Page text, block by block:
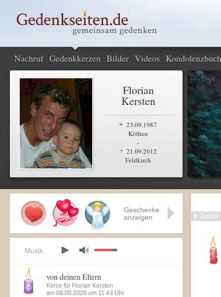
Nachruf Gedenkkerzen Bilder Videos Kondolenzbuch
Florian
Kersten
23.09.1987
Köthen
-
21.09.2012
Feldkirch
Zurück
Geschenke
anzeigen
Musik:
von deinen Eltern
Kerze für Florian Kersten
am 08.08.2026 um 11:43 Uhr